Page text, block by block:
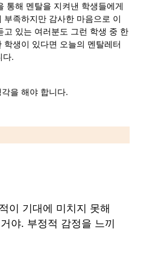
통해 멘탈을 지켜낸 학생들에게
족하지만 감사한 마음으로 이
있는 여러분도 그런 학생 중 한
생이 있다면 오늘의 멘탈레터
다.
을 해야 합니다.
이 기대에 미치지 못해
야. 부정적 감정을 느끼